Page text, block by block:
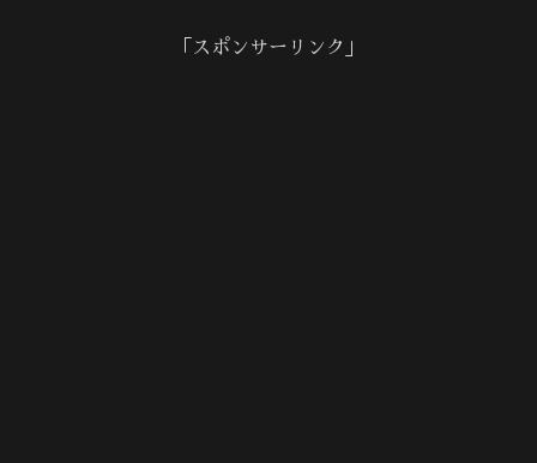
「スポンサーリンク」